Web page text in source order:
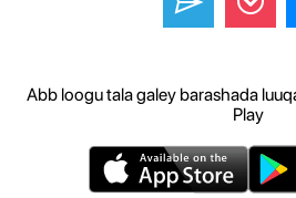
Abb loogu tala galey barashada
Play